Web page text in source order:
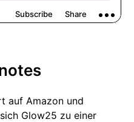
auf Amazon und
Glow25 zu einer